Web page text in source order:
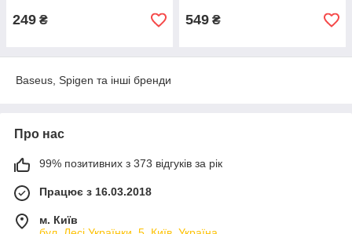
249 ₴ 549 ₴
Baseus, Spigen та інші бренди
Про нас
99% позитивних з 373 відгуків за рік
Працює з 16.03.2018
м. Київ